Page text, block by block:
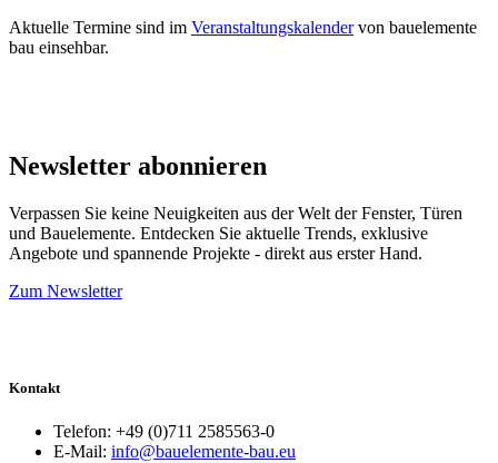
Archiv für Abonnenten
Anzeigen
Stellenmarkt
An- und Verkauf
Aktuelle Termine sind im Veranstaltungskalendervon bauelemente
bau einsehbar.
Newsletter abonnieren
Verpassen Sie keine Neuigkeiten aus der Welt der Fenster, Türen
und Bauelemente. Entdecken Sie aktuelle Trends, exklusive
Angebote und spannende Projekte - direkt aus erster Hand.
Zum Newsletter
Kontakt
Telefon: +49 (0)711 2585563-0
E-Mail: info@bauelemente-bau.eu